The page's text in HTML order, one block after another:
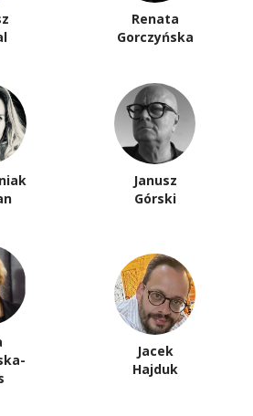
Renata
Gorczyńska
Janusz
Górski
Jacek
Hajduk